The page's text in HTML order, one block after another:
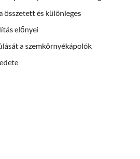
összetett és különleges
előnyei
a szemkörnyékápolók